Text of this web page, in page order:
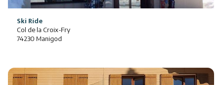
Ski Ride
Col de la Croix-Fry
74230 Manigod